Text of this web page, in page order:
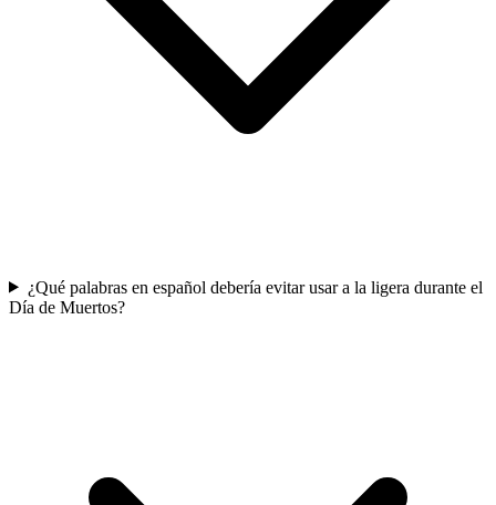
¿Qué palabras en español debería evitar usar a la ligera durante el
Día de Muertos?